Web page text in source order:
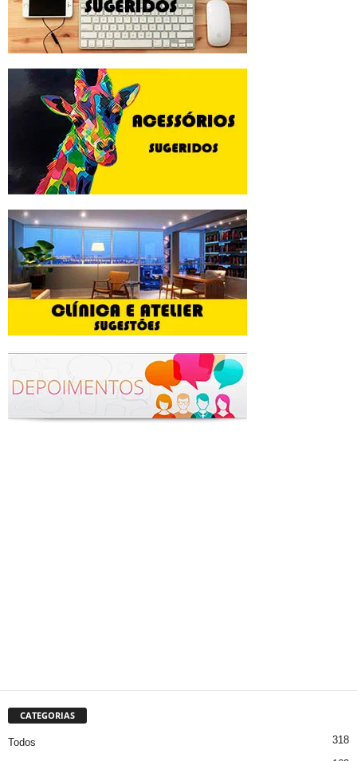
CATEGORIAS
Todos 318